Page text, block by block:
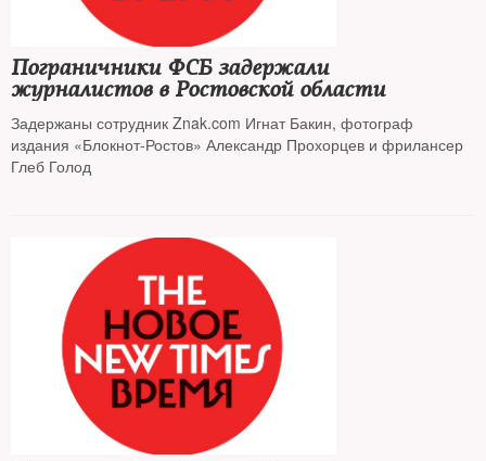
Пограничники ФСБ задержали
журналистов в Ростовской области
Задержаны сотрудник Znak.com Игнат Бакин, фотограф
издания «Блокнот-Ростов» Александр Прохорцев и фрилансер
Глеб Голод